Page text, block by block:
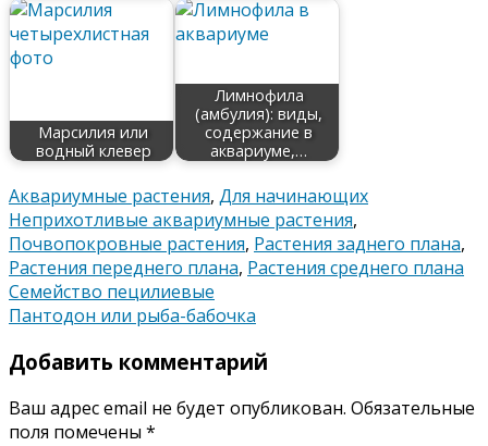
Марсилия или
водный клевер
Лимнофила
(амбулия): виды,
содержание в
аквариуме,…
Аквариумные растения, Для начинающих
Неприхотливые аквариумные растения,
Почвопокровные растения, Растения заднего плана,
Растения переднего плана, Растения среднего плана
Навигация
по
записям
Семейство пецилиевые
Пантодон или рыба-бабочка
Добавить комментарий
Ваш адрес email не будет опубликован. Обязательные
поля помечены *